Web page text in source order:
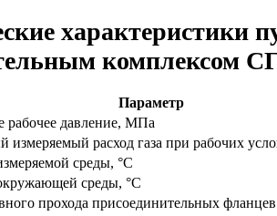
характеристики
комплексом
Параметр
рабочее давление, МПа
расход газа при рабочих
среды, °С
среды, °С
прохода присоединительных